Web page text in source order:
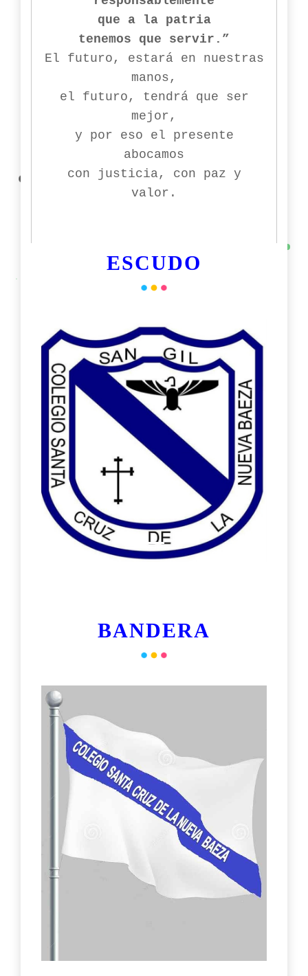
que a la patria
tenemos que servir.”
El futuro, estará en nuestras
manos,
el futuro, tendrá que ser
mejor,
y por eso el presente
abocamos
con justicia, con paz y
valor.
ESCUDO
BANDERA